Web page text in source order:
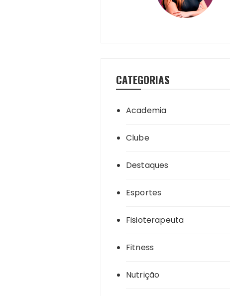
CATEGORIAS
Academia
Clube
Destaques
Esportes
Fisioterapeuta
Fitness
Nutrição